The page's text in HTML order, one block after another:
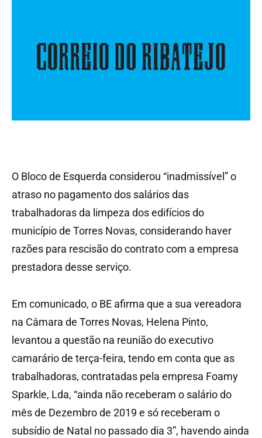
O Bloco de Esquerda considerou “inadmissível” o
atraso no pagamento dos salários das
trabalhadoras da limpeza dos edifícios do
município de Torres Novas, considerando haver
razões para rescisão do contrato com a empresa
prestadora desse serviço.
Em comunicado, o BE afirma que a sua vereadora
na Câmara de Torres Novas, Helena Pinto,
levantou a questão na reunião do executivo
camarário de terça-feira, tendo em conta que as
trabalhadoras, contratadas pela empresa Foamy
Sparkle, Lda, “ainda não receberam o salário do
mês de Dezembro de 2019 e só receberam o
subsídio de Natal no passado dia 3”, havendo ainda